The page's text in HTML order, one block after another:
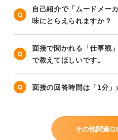
自己紹介で「ムードメー
味にとらえられますか？
面接で聞かれる「仕事観
で教えてほしいです。
面接の回答時間は「1分
その他関連